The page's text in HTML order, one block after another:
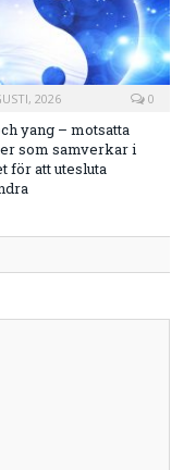
2026 0
yang – motsatta
som samverkar i
för att utesluta